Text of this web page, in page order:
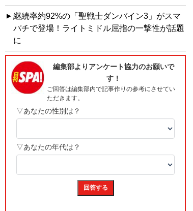
継続率約92%の「聖戦士ダンバイン3」がスマ
パチで登場！ライトミドル屈指の一撃性が話題
に